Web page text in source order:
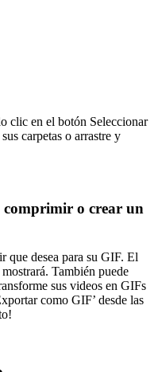
clic en el botón Seleccionar
carpetas o arrastre y
comprimir o crear un
que desea para su GIF. El
También puede
sus videos en GIFs
como GIF’ desde las